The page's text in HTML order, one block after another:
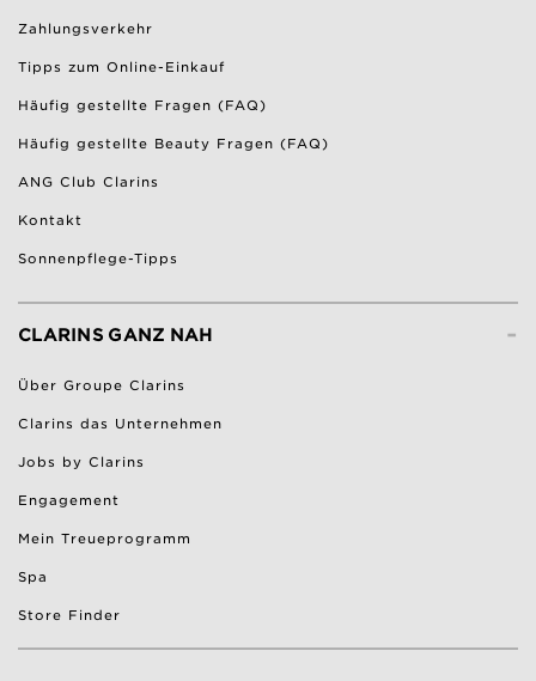
Zahlungsverkehr
Tipps zum Online-Einkauf
Häufig gestellte Fragen (FAQ)
Häufig gestellte Beauty Fragen (FAQ)
ANG Club Clarins
Kontakt
Sonnenpflege-Tipps
-
CLARINS GANZ NAH
Über Groupe Clarins
Clarins das Unternehmen
Jobs by Clarins
Engagement
Mein Treueprogramm
Spa
Store Finder